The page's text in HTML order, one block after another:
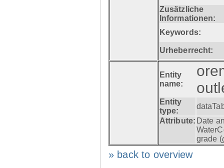
Zusätzliche
Informationen:
Keywords:
Urheberrecht:
Entity
name:
Entity
type:
Attribute: Date
grade (
» back to overview